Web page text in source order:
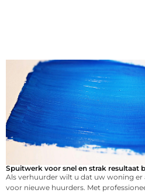
Spuitwerk voor snel en strak resultaat
Als verhuurder wilt u dat uw woning
voor nieuwe huurders. Met